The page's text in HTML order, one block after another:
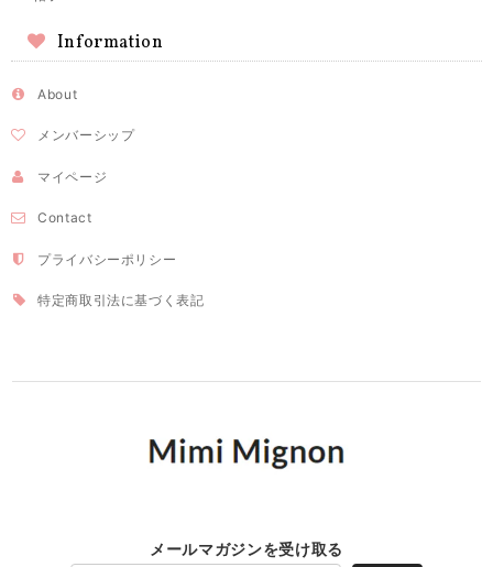
Information
About
メンバーシップ
マイページ
Contact
プライバシーポリシー
特定商取引法に基づく表記
メールマガジンを受け取る